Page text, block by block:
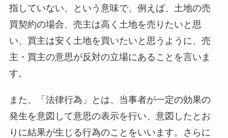
指していない、という意味で、例えば、土地の売
買契約の場合、売主は高く土地を売りたいと思
い、買主は安く土地を買いたいと思うように、売
主・買主の意思が反対の立場にあることを言いま
す。
また、「法律行為」とは、当事者が一定の効果の
発生を意図して意思の表示を行い、意図したとお
りに結果が生じる行為のことをいいます。さらに